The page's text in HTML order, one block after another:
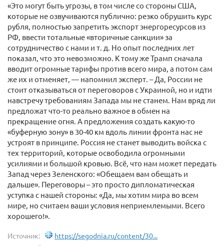
«Это могут быть угрозы, в том числе со стороны США,
которые не озвучиваются публично: резко обрушить курс
рубля, полностью запретить экспорт энергоресурсов из
РФ, ввести тотальные «вторичные санкции» за
сотрудничество с нами и т. д. Но опыт последних лет
показал, что это невозможно. К тому же Трамп сначала
вводит огромные тарифы против всего мира, а потом сам
же их и отменяет, — напомнил эксперт. – Да, России не
стоит отказываться от переговоров с Украиной, но и идти
навстречу требованиям Запада мы не станем. Нам вряд ли
предложат что-то реально важное в обмен на
прекращение огня. А предложения создать какую-то
«буферную зону» в 30-40 км вдоль линии фронта нас не
устроят в принципе. Россия не станет выводить войска с
тех территорий, которые освободила огромными
усилиями и большой кровью. Всё, что нам может передать
Запад через Зеленского: «Обещаем вам обещать и
дальше». Переговоры – это просто дипломатическая
уступка с нашей стороны: «Да, мы хотим мира во всем
мире, но считаем ваши условия неприемлемыми. Всего
хорошего!».
Источник: https://segodnia.ru/content/30...